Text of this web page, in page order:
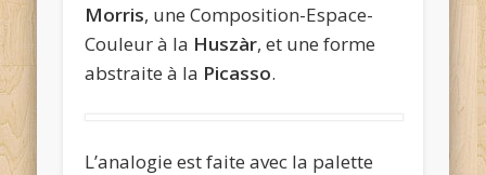
Morris, une Composition-Espace-
Couleur à la Huszàr, et une forme
abstraite à la Picasso.
L’analogie est faite avec la palette